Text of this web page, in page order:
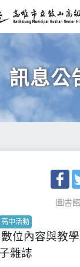
訊息公
圖書
高中活動
位內容與教
雜誌